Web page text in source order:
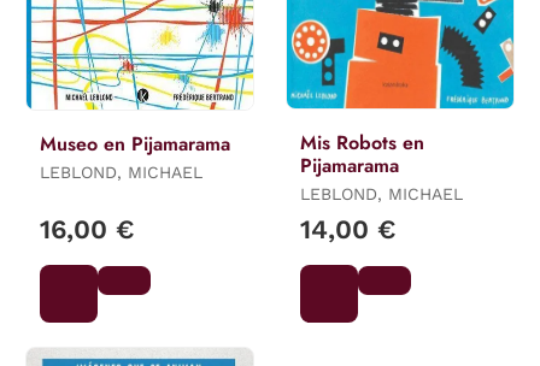
Museo en Pijamarama
LEBLOND, MICHAEL
16,00 €
Mis Robots en
Pijamarama
LEBLOND, MICHAEL
14,00 €